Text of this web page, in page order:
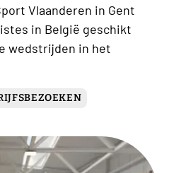
Vlaanderen in Gent
in België geschikt
wedstrijden in het